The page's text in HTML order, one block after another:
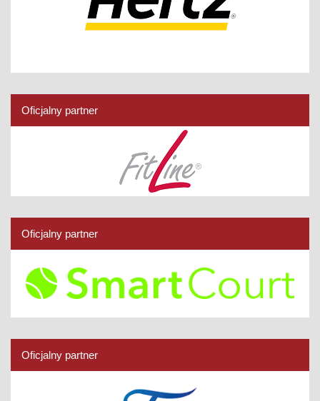
Oficjalny partner
Oficjalny partner
Oficjalny partner